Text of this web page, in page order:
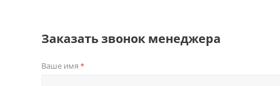
Заказать звонок менеджера
Ваше имя *